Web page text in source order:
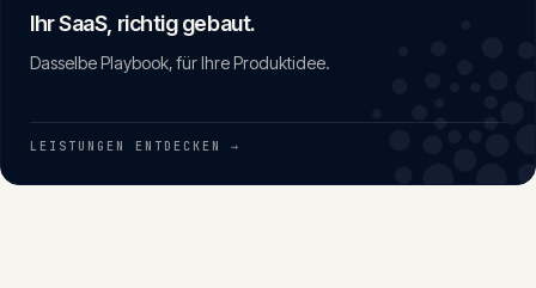
Ihr SaaS, richtig gebaut.
Dasselbe Playbook, für Ihre Produktidee.
LEISTUNGEN ENTDECKEN →